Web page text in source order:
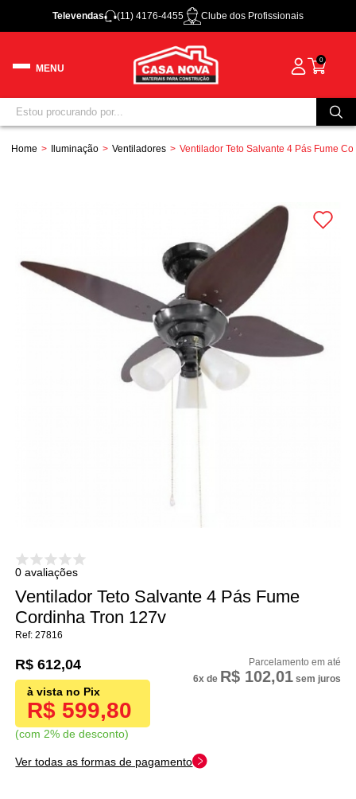
Televendas (11) 4176-4455 Clube dos Profissionais
0
Home Iluminação Ventiladores Ventilador Teto Salvante 4 Pás Fume
0 avaliações
Ventilador Teto Salvante 4 Pás Fume
Cordinha Tron 127v
27816
R$ 599,80
com 2% de desconto
R$ 612,04
6x de R$ 102,01sem juros
Ver todas as formas de pagamento